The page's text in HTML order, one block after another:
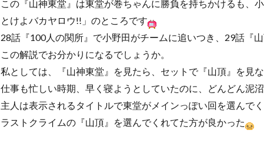
この『山神東堂』は東堂が巻ちゃんに勝負を持ちかけるも、
とけよバカヤロウ!!」のところです
28話『100人の関所』で小野田がチームに追いつき、29話『
この解説でお分かりになるでしょうか。
私としては、『山神東堂』を見たら、セットで『山頂』を見
仕事も忙しい時期、早く寝ようとしていたのに、どんどん泥
主人は表示されるタイトルで東堂がメインっぽい回を選んで
ラストクライムの『山頂』を選んでくれてた方が良かった